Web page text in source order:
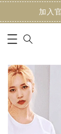
加入